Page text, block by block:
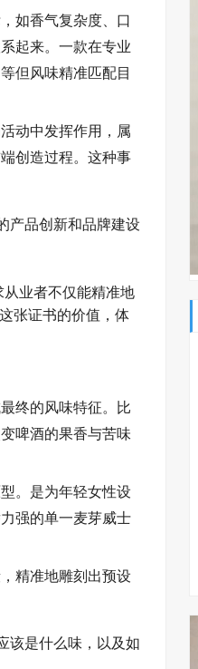
如香气复杂度、口
起来。一款在专业
但风味精准匹配目
动中发挥作用，属
创造过程。这种事
产品创新和品牌建设
业者不仅能精准地
张证书的价值，体
终的风味特征。比
啤酒的果香与苦味
。是为年轻女性设
强的单一麦芽威士
精准地雕刻出预设
该是什么味，以及如